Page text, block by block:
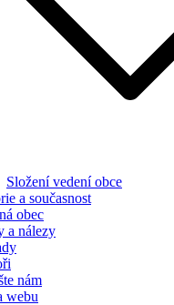
Složení vedení obce
a současnost
obec
a nálezy
nám
webu